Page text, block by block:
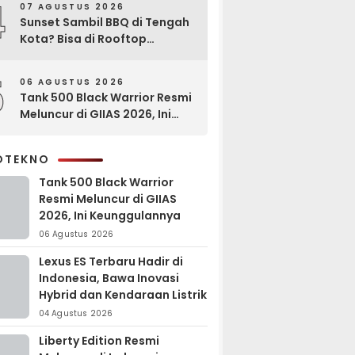
07 AGUSTUS 2026
Sunset Sambil BBQ di Tengah
Kota? Bisa di Rooftop
06 AGUSTUS 2026
Tank 500 Black Warrior Resmi
Meluncur di GIIAS 2026, Ini
Tank 500 Black Warrior
Resmi Meluncur di GIIAS
2026, Ini Keunggulannya
06 Agustus 2026
Lexus ES Terbaru Hadir di
Indonesia, Bawa Inovasi
Hybrid dan Kendaraan Listrik
04 Agustus 2026
Liberty Edition Resmi